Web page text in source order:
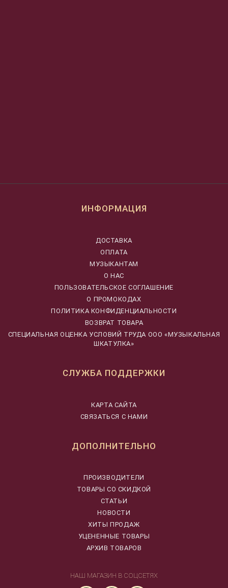
ИНФОРМАЦИЯ
ДОСТАВКА
ОПЛАТА
МУЗЫКАНТАМ
О НАС
ПОЛЬЗОВАТЕЛЬСКОЕ СОГЛАШЕНИЕ
О ПРОМОКОДАХ
ПОЛИТИКА КОНФИДЕНЦИАЛЬНОСТИ
ВОЗВРАТ ТОВАРА
CПЕЦИАЛЬНАЯ ОЦЕНКА УСЛОВИЙ ТРУДА ООО «МУЗЫКАЛЬНАЯ
ШКАТУЛКА»
СЛУЖБА ПОДДЕРЖКИ
КАРТА САЙТА
СВЯЗАТЬСЯ С НАМИ
ДОПОЛНИТЕЛЬНО
ПРОИЗВОДИТЕЛИ
ТОВАРЫ СО СКИДКОЙ
СТАТЬИ
НОВОСТИ
ХИТЫ ПРОДАЖ
УЦЕНЕННЫЕ ТОВАРЫ
АРХИВ ТОВАРОВ
НАШ МАГАЗИН В СОЦСЕТЯХ